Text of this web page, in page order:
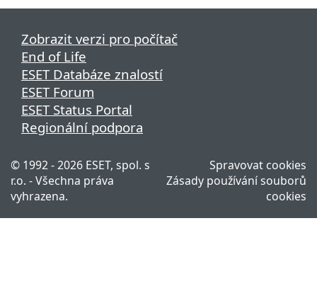
Zobrazit verzi pro počítač
End of Life
ESET Databáze znalostí
ESET Forum
ESET Status Portal
Regionální podpora
© 1992 - 2026 ESET, spol. s
r.o. - Všechna práva
vyhrazena.
Spravovat cookies
Zásady používání souborů
cookies